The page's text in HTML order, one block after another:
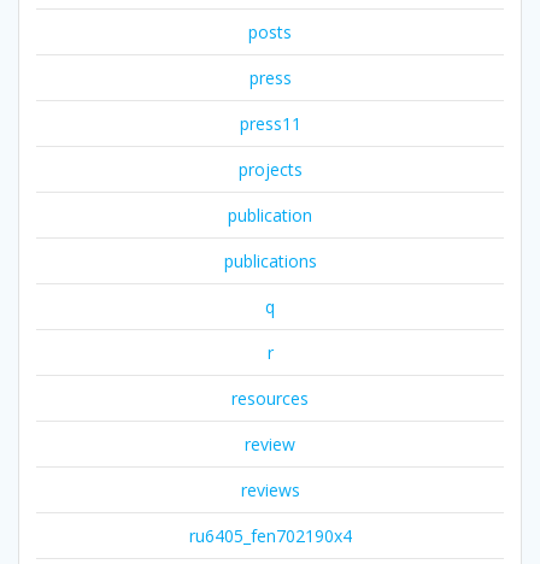
posts
press
press11
projects
publication
publications
q
r
resources
review
reviews
ru6405_fen702190x4